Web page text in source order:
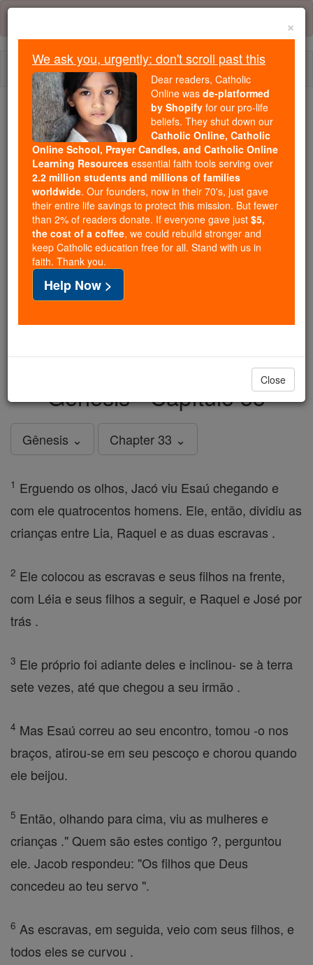
Skip
content
We ask you, urgently: don't scroll past this
Dear readers, Catholic Online
wasde-platformed by Shopify
for our pro-life beliefs. They
shut down ourCatholic
Online, Catholic Online School, Prayer Candles, and
Catholic Online Learning Resourcesessential faith
tools serving over2.2 million students and millions of
families worldwide. Our founders, now in their 70's,
just gave their entire life savings to protect this mission.
But fewer than 2% of readers donate. If everyone gave
just$5, the cost of a coffee, we could rebuild stronger
in faith. Thank you.DONATE TODAY >
Gênesis - Capítulo 33
Gênesis ⌄ Chapter 33 ⌄
1 Erguendo os olhos, Jacó viu Esaú chegando e
com ele quatrocentos homens. Ele, então, dividiu as
crianças entre Lia, Raquel e as duas escravas .
2 Ele colocou as escravas e seus filhos na frente,
com Léia e seus filhos a seguir, e Raquel e José por
trás .
3 Ele próprio foi adiante deles e inclinou- se à terra
sete vezes, até que chegou a seu irmão .
4 Mas Esaú correu ao seu encontro, tomou -o nos
braços, atirou-se em seu pescoço e chorou quando
ele beijou.
5 Então, olhando para cima, viu as mulheres e
crianças ." Quem são estes contigo ?, perguntou
ele. Jacob respondeu: "Os filhos que Deus
concedeu ao teu servo ".
6 As escravas, em seguida, veio com seus filhos, e
todos eles se curvou .
×
We ask you, urgently: don't scroll past this
Dear readers, Catholic
Online was de-platformed
by Shopify for our pro-life
beliefs. They shut down our
Catholic Online, Catholic
Online School, Prayer Candles, and Catholic Online
Learning Resources essential faith tools serving over
2.2 million students and millions of families
worldwide. Our founders, now in their 70's, just gave
their entire life savings to protect this mission. But fewer
than 2% of readers donate. If everyone gave just $5,
the cost of a coffee, we could rebuild stronger and
keep Catholic education free for all. Stand with us in
faith. Thank you.
Help Now >
Close